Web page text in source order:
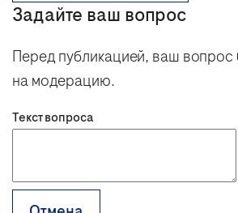
Задайте ваш вопрос
Перед публикацией, ваш вопрос
на модерацию.
Текст вопроса